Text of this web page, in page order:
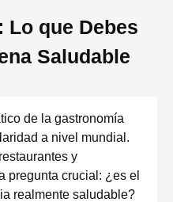
Lo que Debes
Saludable
de la gastronomía
a nivel mundial.
y
pregunta crucial: ¿es el
realmente saludable?